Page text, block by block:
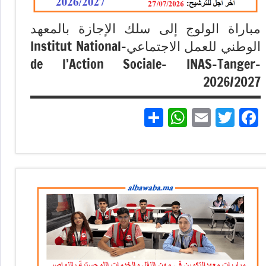
مباراة الولوج إلى سلك الإجازة بالمعهد
الوطني للعمل الاجتماعي-Institut National
de l’Action Sociale- INAS-Tanger-
2026/2027
Facebook
Twitter
Email
WhatsApp
مباريات
بالباك
+ 1 وما
فوق